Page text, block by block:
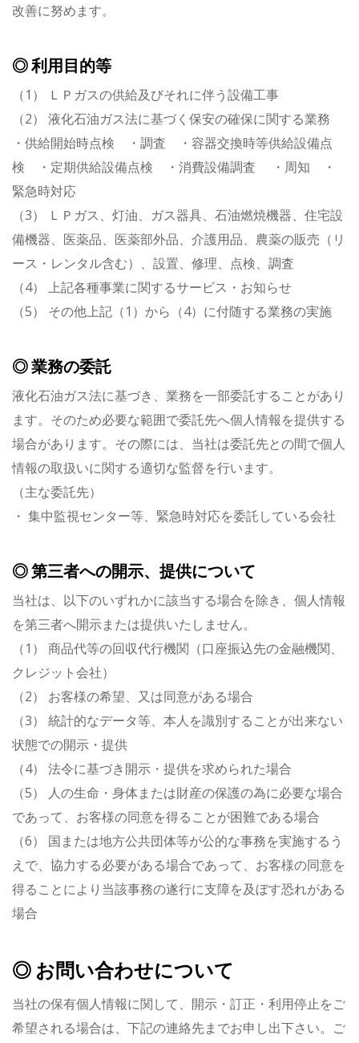
改善に努めます。
◎ 利用目的等
（1） ＬＰガスの供給及びそれに伴う設備工事
（2） 液化石油ガス法に基づく保安の確保に関する業務
・供給開始時点検 ・調査 ・容器交換時等供給設備点
検 ・定期供給設備点検 ・消費設備調査 ・周知 ・
緊急時対応
（3） ＬＰガス、灯油、ガス器具、石油燃焼機器、住宅設
備機器、医薬品、医薬部外品、介護用品、農薬の販売（リ
ース・レンタル含む）、設置、修理、点検、調査
（4） 上記各種事業に関するサービス・お知らせ
（5） その他上記（1）から（4）に付随する業務の実施
◎ 業務の委託
液化石油ガス法に基づき、業務を一部委託することがあり
ます。そのため必要な範囲で委託先へ個人情報を提供する
場合があります。その際には、当社は委託先との間で個人
情報の取扱いに関する適切な監督を行います。
（主な委託先）
・ 集中監視センター等、緊急時対応を委託している会社
◎ 第三者への開示、提供について
当社は、以下のいずれかに該当する場合を除き、個人情報
を第三者へ開示または提供いたしません。
（1） 商品代等の回収代行機関（口座振込先の金融機関、
クレジット会社）
（2） お客様の希望、又は同意がある場合
（3） 統計的なデータ等、本人を識別することが出来ない
状態での開示・提供
（4） 法令に基づき開示・提供を求められた場合
（5） 人の生命・身体または財産の保護の為に必要な場合
であって、お客様の同意を得ることが困難である場合
（6） 国または地方公共団体等が公的な事務を実施するう
えで、協力する必要がある場合であって、お客様の同意を
得ることにより当該事務の遂行に支障を及ぼす恐れがある
場合
◎ お問い合わせについて
当社の保有個人情報に関して、開示・訂正・利用停止をご
希望される場合は、下記の連絡先までお申し出下さい。ご